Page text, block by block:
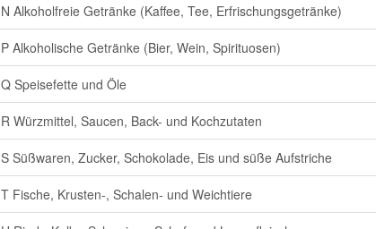
N Alkoholfreie Getränke (Kaffee, Tee, Erfrischungsgetränke)
P Alkoholische Getränke (Bier, Wein, Spirituosen)
Q Speisefette und Öle
R Würzmittel, Saucen, Back- und Kochzutaten
S Süßwaren, Zucker, Schokolade, Eis und süße Aufstriche
T Fische, Krusten-, Schalen- und Weichtiere